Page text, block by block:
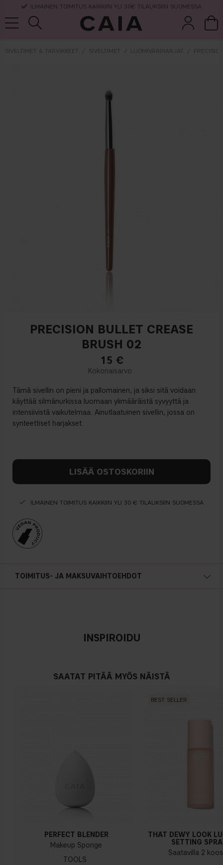
ILMAINEN TOIMITUS KAIKKIIN YLI 30€ TILAUKSIIN SUOMESSA
SIVELTIMET & TARVIKKEET SIVELTIMET LUOMIVÄRIHARJAT
PRECISION BULLET CREASE
BRUSH 02
15 €
Tämä sivellin on pieni ja pallomainen, ja siksi sitä voidaan
käyttää silmänurkissa luomaan ylimääräistä syvyyttä ja
intensiivistä vaikutelmaa. Ainutlaatuinen sivellin, jossa on
synteettiset harjakset.
LISÄÄ OSTOSKORIIN
ILMAINEN TOIMITUS KAIKKIIN YLI 30 € TILAUKSIIN SUOMESSA
TOIMITUS- JA MAKSUVAIHTOEHDOT
INSPIROIDU
SAATAT PITÄÄ MYÖS NÄISTÄ
PERFECT BLENDER
Makeup Sponge
TOOLS
BEST SELLER
THAT DEWY LOOK
SETTING
Saatavilla 2